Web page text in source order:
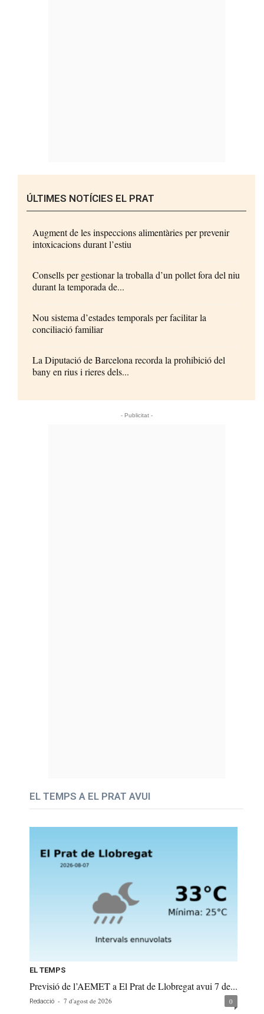
ÚLTIMES NOTÍCIES EL PRAT
Augment de les inspeccions alimentàries per prevenir
intoxicacions durant l’estiu
Consells per gestionar la troballa d’un pollet fora del niu
durant la temporada de...
Nou sistema d’estades temporals per facilitar la
conciliació familiar
La Diputació de Barcelona recorda la prohibició del
bany en rius i rieres dels...
- Publicitat -
EL TEMPS A EL PRAT AVUI
EL TEMPS
Previsió de l’AEMET a El Prat de Llobregat avui 7 de...
Redacció - 7 d'agost de 2026 0